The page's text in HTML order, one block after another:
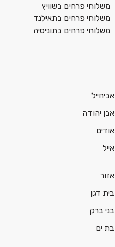
משלוחי פרחים בשוויץ
משלוחי פרחים בתאילנד
משלוחי פרחים בתוניסיה
אביחייל
אבן יהודה
אודים
אייל
אזור
בית דגן
בני ברק
בת ים